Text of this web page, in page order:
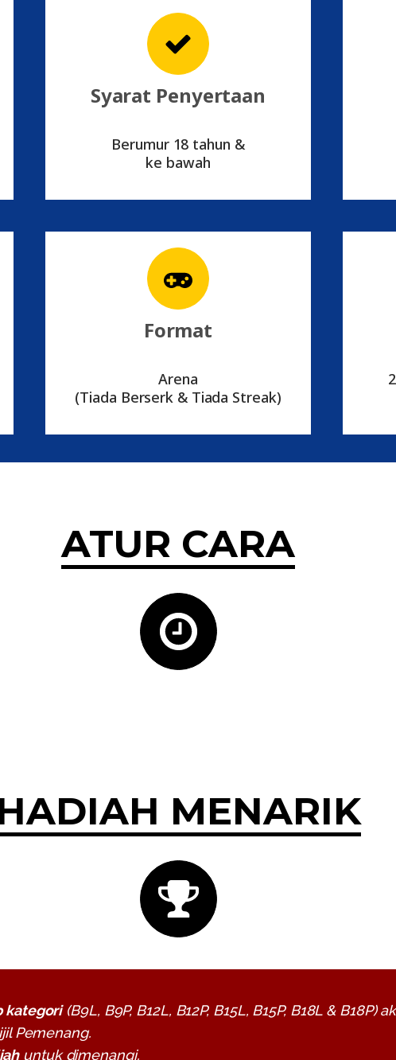
Syarat Penyertaan
Berumur 18 tahun &
ke bawah
Format
Arena
(Tiada Berserk & Tiada Streak)
ATUR CARA
MENARIK
kategori(B9L, B9P, B12L, B12P, B15L, B15P, B18L & B18P)
Pemenang.
untuk dimenangi.